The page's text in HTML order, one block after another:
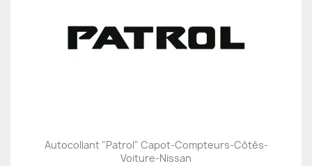
Autocollant "Patrol" Capot-Compteurs-Côtés-
Voiture-Nissan